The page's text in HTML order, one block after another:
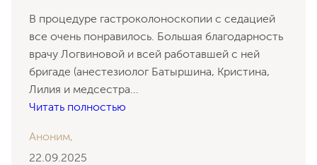
В процедуре гастроколоноскопии с седацией
все очень понравилось. Большая благодарность
врачу Логвиновой и всей работавшей с ней
бригаде (анестезиолог Батыршина, Кристина,
Лилия и медсестра...
Читать полностью
Аноним,
22.09.2025